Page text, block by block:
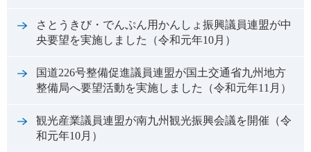
さとうきび・でんぷん用かんしょ振興議員連盟が中
央要望を実施しました（令和元年10月）
国道226号整備促進議員連盟が国土交通省九州地方
整備局へ要望活動を実施しました（令和元年11月）
観光産業議員連盟が南九州観光振興会議を開催（令
和元年10月）